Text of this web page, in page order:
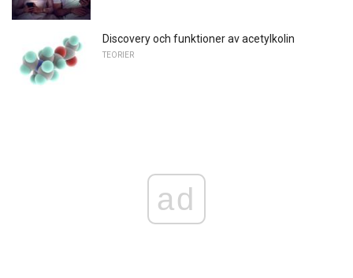
Discovery och funktioner av acetylkolin
TEORIER
ad